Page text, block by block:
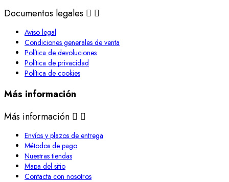
Documentos legales  
Aviso legal
Condiciones generales de venta
Política de devoluciones
Política de privacidad
Política de cookies
Más información
Más información  
Envíos y plazos de entrega
Métodos de pago
Nuestras tiendas
Mapa del sitio
Contacta con nosotros